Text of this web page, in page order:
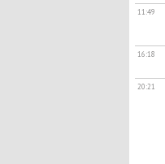
11:49
16:18
20:21